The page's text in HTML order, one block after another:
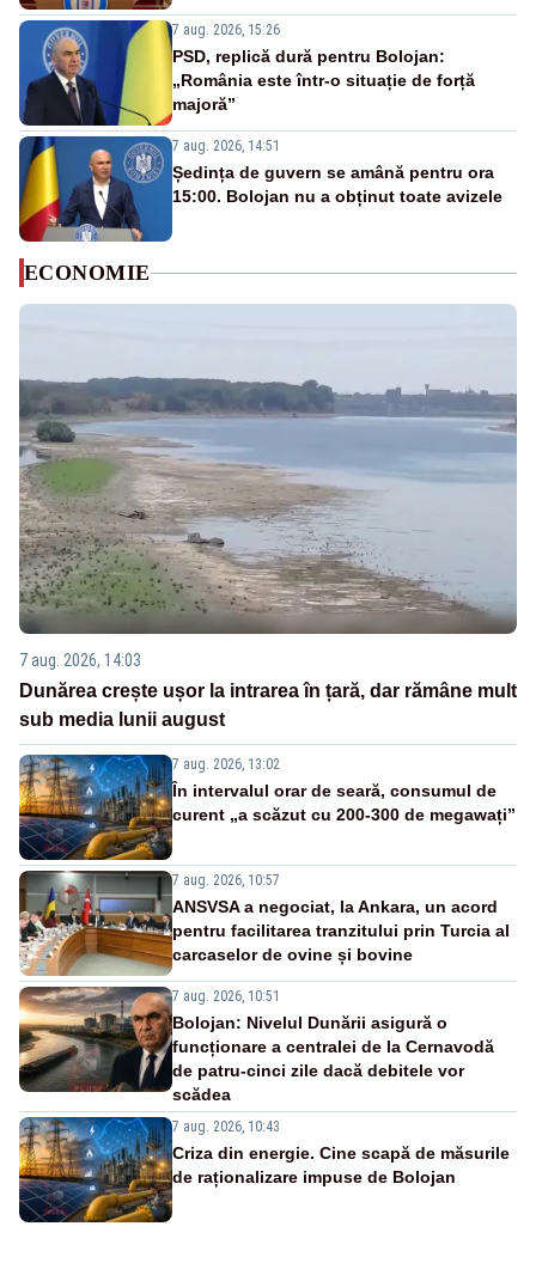
7 aug. 2026, 15:26
PSD, replică dură pentru Bolojan:
„România este într-o situație de forță
majoră”
7 aug. 2026, 14:51
Ședința de guvern se amână pentru ora
15:00. Bolojan nu a obținut toate avizele
ECONOMIE
7 aug. 2026, 14:03
Dunărea crește ușor la intrarea în țară, dar rămâne mult
sub media lunii august
7 aug. 2026, 13:02
În intervalul orar de seară, consumul de
curent „a scăzut cu 200-300 de megawați”
7 aug. 2026, 10:57
ANSVSA a negociat, la Ankara, un acord
pentru facilitarea tranzitului prin Turcia al
carcaselor de ovine și bovine
7 aug. 2026, 10:51
Bolojan: Nivelul Dunării asigură o
funcționare a centralei de la Cernavodă
de patru-cinci zile dacă debitele vor
scădea
7 aug. 2026, 10:43
Criza din energie. Cine scapă de măsurile
de raționalizare impuse de Bolojan